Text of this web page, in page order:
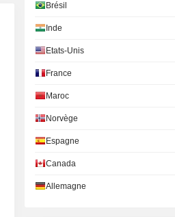
Brésil
Inde
Etats-Unis
France
Maroc
Norvège
Espagne
Canada
Allemagne